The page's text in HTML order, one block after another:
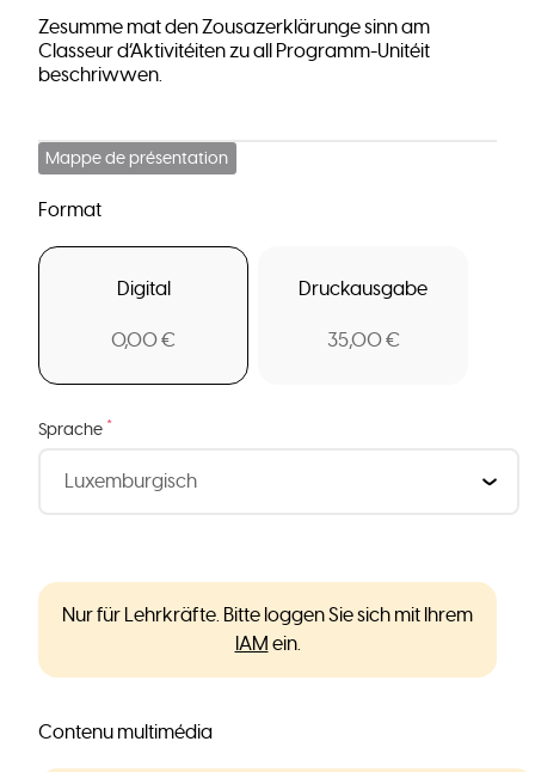
Zesumme mat den Zousazerklärunge sinn am
Classeur d‘Aktivitéiten zu all Programm-Unitéit
beschriwwen.
Mappe de présentation
Format
Digital
0,00 €
Druckausgabe
35,00 €
Sprache *
Nur für Lehrkräfte. Bitte loggen Sie sich mit Ihrem
IAM ein.
Contenu multimédia